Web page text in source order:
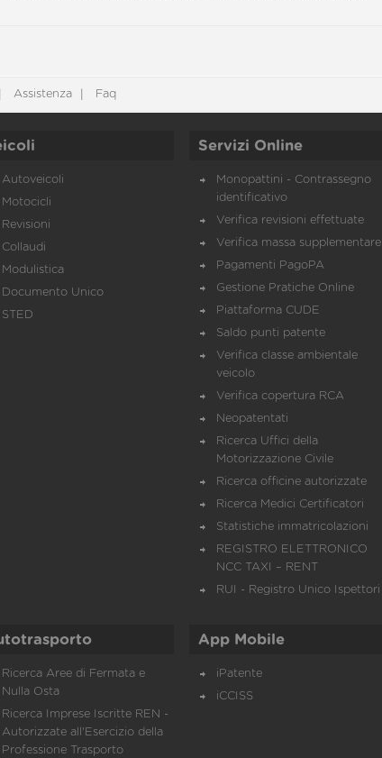
Assistenza Faq
Autoveicoli
Motocicli
Revisioni
Collaudi
Modulistica
Documento Unico
STED
Servizi Online
Monopattini - Contrassegno
identificativo
Verifica revisioni effettuate
Verifica massa supplementare
Pagamenti PagoPA
Gestione Pratiche Online
Piattaforma CUDE
Saldo punti patente
Verifica classe ambientale
veicolo
Verifica copertura RCA
Neopatentati
Ricerca Uffici della
Motorizzazione Civile
Ricerca officine autorizzate
Ricerca Medici Certificatori
Statistiche immatricolazioni
REGISTRO ELETTRONICO
NCC TAXI – RENT
RUI - Registro Unico Ispettori
Ricerca Aree di Fermata e
Nulla Osta
Ricerca Imprese Iscritte REN -
Autorizzate all'Esercizio della
Professione Trasporto
App Mobile
iPatente
iCCISS